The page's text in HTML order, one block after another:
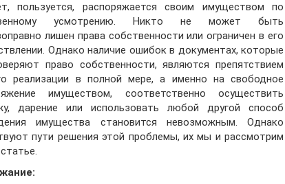
пользуется, распоряжается своим имуществом по
усмотрению. Никто не может быть
лишен права собственности или ограничен в его
Однако наличие ошибок в документах, которые
право собственности, являются препятствием
реализации в полной мере, а именно на свободное
имуществом, соответственно осуществить
дарение или использовать любой другой способ
имущества становится невозможным. Однако
пути решения этой проблемы, их мы и рассмотрим